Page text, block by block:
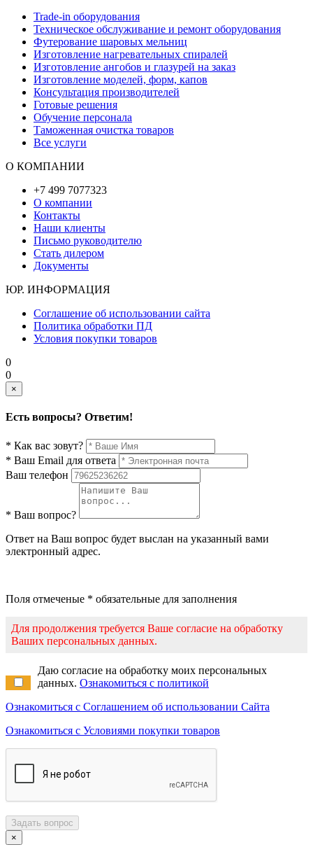
Trade-in оборудования
Техническое обслуживание и ремонт оборудования
Футерование шаровых мельниц
Изготовление нагревательных спиралей
Изготовление ангобов и глазурей на заказ
Изготовление моделей, форм, капов
Консультация производителей
Готовые решения
Обучение персонала
Таможенная очистка товаров
Все услуги
О КОМПАНИИ
+7 499 7077323
О компании
Контакты
Наши клиенты
Письмо руководителю
Стать дилером
Документы
ЮР. ИНФОРМАЦИЯ
Соглашение об использовании сайта
Политика обработки ПД
Условия покупки товаров
0
0
×
Есть вопросы? Ответим!
* Как вас зовут?
* Ваш Email для ответа
Ваш телефон
* Ваш вопрос?
Ответ на Ваш вопрос будет выслан на указанный вами
электронный адрес.
Поля отмеченые * обязательные для заполнения
Для продолжения требуется Ваше согласие на обработку
Ваших персональных данных.
Даю согласие на обработку моих персональных
данных. Ознакомиться с политикой
Ознакомиться с Соглашением об использовании Сайта
Ознакомиться с Условиями покупки товаров
Задать вопрос
×